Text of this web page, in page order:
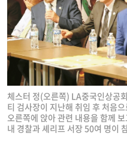
체스터 정(오른쪽) LA중국인상공
티 검사장이 지난해 취임 후 처음
오른쪽에 앉아 관련 내용을 함께
내 경찰과 셰리프 서장 50여 명이